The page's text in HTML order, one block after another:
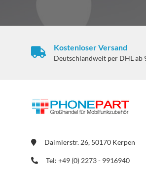
Kostenloser Versand
Deutschlandweit per DHL ab
Daimlerstr. 26, 50170 Kerpen
Tel: +49 (0) 2273 - 9916940